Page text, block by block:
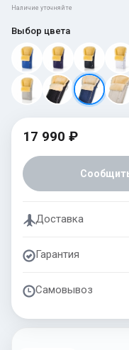
Наличие уточняйте
Выбор цвета
17 990 ₽
Доставка
Гарантия
Самовывоз